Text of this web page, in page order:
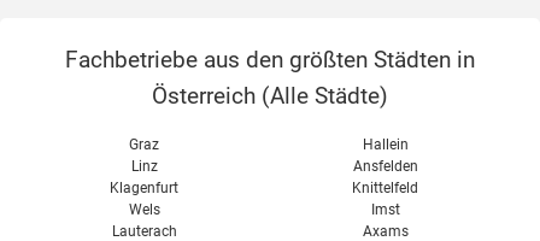
Fachbetriebe aus den größten Städten in
Österreich (Alle Städte)
Graz
Linz
Klagenfurt
Wels
Hallein
Ansfelden
Knittelfeld
Imst
Lauterach
Axams